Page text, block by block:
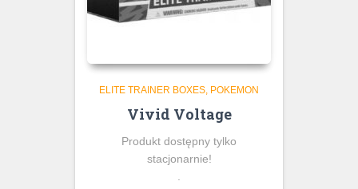
ELITE TRAINER BOXES POKEMON
Vivid Voltage
Produkt dostępny tylko
stacjonarnie!